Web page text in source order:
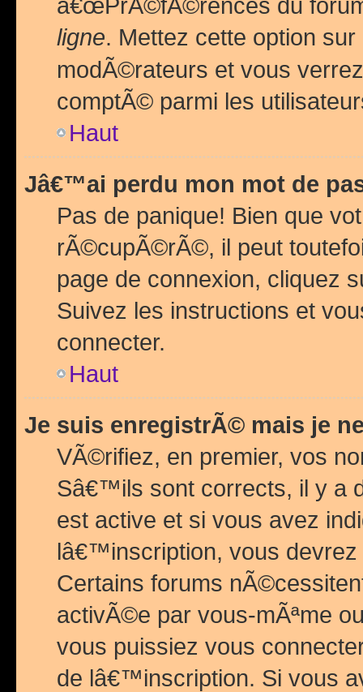
ligne. Mettez cette option sur
modÃ©rateurs et vous
comptÃ© parmi les
Haut
Jâ€™ai perdu mon mot de
Pas de panique! Bien que
rÃ©cupÃ©rÃ©, il peut
page de connexion, cliquez
Suivez les instructions et
connecter.
Haut
Je suis enregistrÃ© mais je
VÃ©rifiez, en premier, vos
Sâ€™ils sont corrects, il y a
est active et si vous avez
lâ€™inscription, vous
Certains forums
activÃ©e par vous-mÃªme
vous puissiez vous
de lâ€™inscription. Si vous